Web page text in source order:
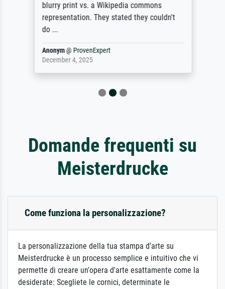
blurry print vs. a Wikipedia commons
representation. They stated they couldn't
do ...
Anonym@ ProvenExpert
December 4, 2025
Domande frequenti su
Meisterdrucke
Come funziona la personalizzazione?
La personalizzazione della tua stampa d'arte su
Meisterdrucke è un processo semplice e intuitivo che vi
permette di creare un'opera d'arte esattamente come la
desiderate: Scegliete le cornici, determinate le